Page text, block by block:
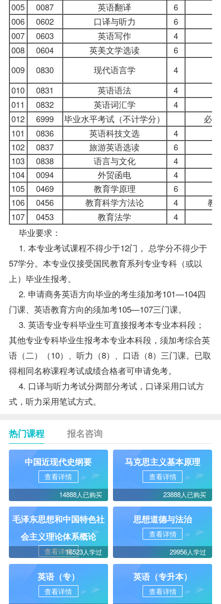
005
0087 英语翻译 6
006
0602 口译与听力
6
007
0603 英语写作 4
008
0604 英美文学选读 6
009
0830 现代语言学 4
010
0831 英语语法 4
011
0832 英语词汇学 4
012
6999 毕业水平考试（不计学分）
必
101
0836 英语科技文选 4
102
0837 旅游英语选读 6
103
0838 语言与文化 4
104
0094 外贸函电 4
105
0469 教育学原理 6
106
0456 教育科学方法论 4
教
107
0453 教育法学 4
毕业要求：
1. 本专业考试课程不得少于12门， 总学分不得少于
57学分。本专业仅接受国民教育系列专业专科（或以
上） 毕业生报考。
2. 申请商务英语方向毕业的考生须加考101—104四
门课、英语教育方向的须加考105—107三门课。
3. 英语专业专科毕业生可直接报考本专业本科段；
其他专业专科毕业生报考本专业本科段，须加考综合英
语（二）
（10）、听力（8）、口语（8）三门课。已取
得相同名称课程考试成绩合格者可申请免考。
4. 口译与听力考试分两部分考试，口译采用口试方
式，听力采用笔试方式。
热门课程 报名咨询
中国近现代史纲要
查看详情
14888人已购买
马克思主义基本原理
查看详情
23888人已购买
毛泽东思想和中国特色社
会主义理论体系概论
查看详情16523人学过
思想道德与法治
查看详情
29956人学过
英语（专）
查看详情
英语（专升本）
查看详情